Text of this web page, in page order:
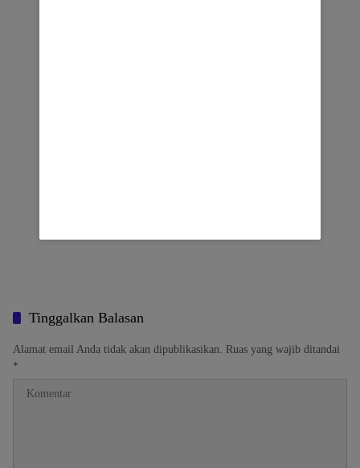
Tinggalkan Balasan
Alamat email Anda tidak akan dipublikasikan. Ruas yang wajib ditandai
*